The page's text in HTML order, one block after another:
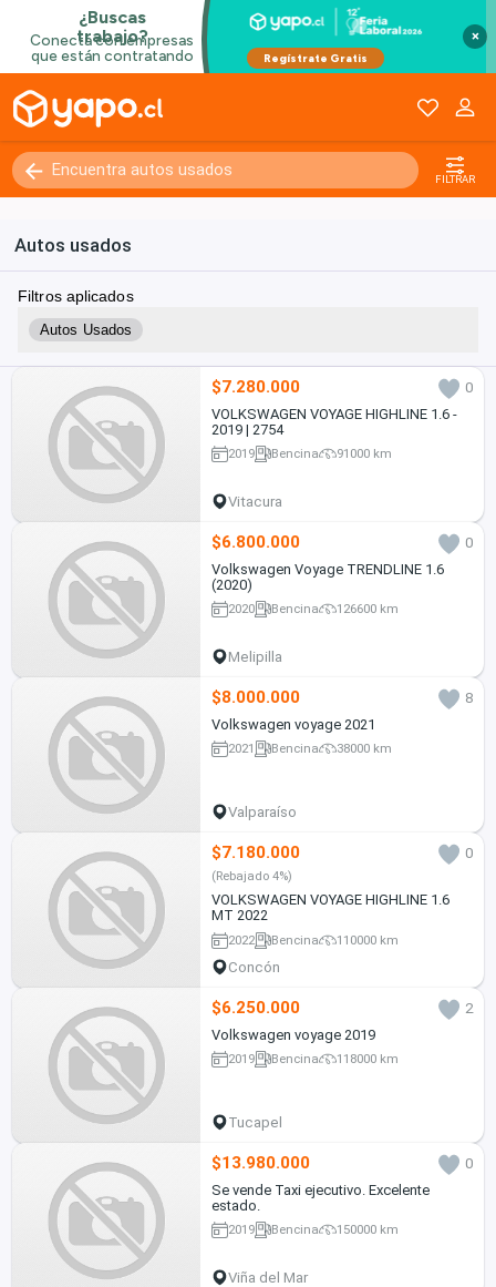
×
FILTRAR
Autos usados
Filtros aplicados
Autos Usados
$7.280.000
0
VOLKSWAGEN VOYAGE HIGHLINE 1.6 -
2019 | 2754
2019 Bencina 91000 km
Vitacura
$6.800.000
0
Volkswagen Voyage TRENDLINE 1.6
(2020)
2020 Bencina 126600 km
Melipilla
$8.000.000
8
Volkswagen voyage 2021
2021 Bencina 38000 km
Valparaíso
$7.180.000 0
(Rebajado 4%)
VOLKSWAGEN VOYAGE HIGHLINE 1.6
MT 2022
2022 Bencina 110000 km
Concón
$6.250.000
2
Volkswagen voyage 2019
2019 Bencina 118000 km
Tucapel
$13.980.000
0
Se vende Taxi ejecutivo. Excelente
estado.
2019 Bencina 150000 km
Viña del Mar